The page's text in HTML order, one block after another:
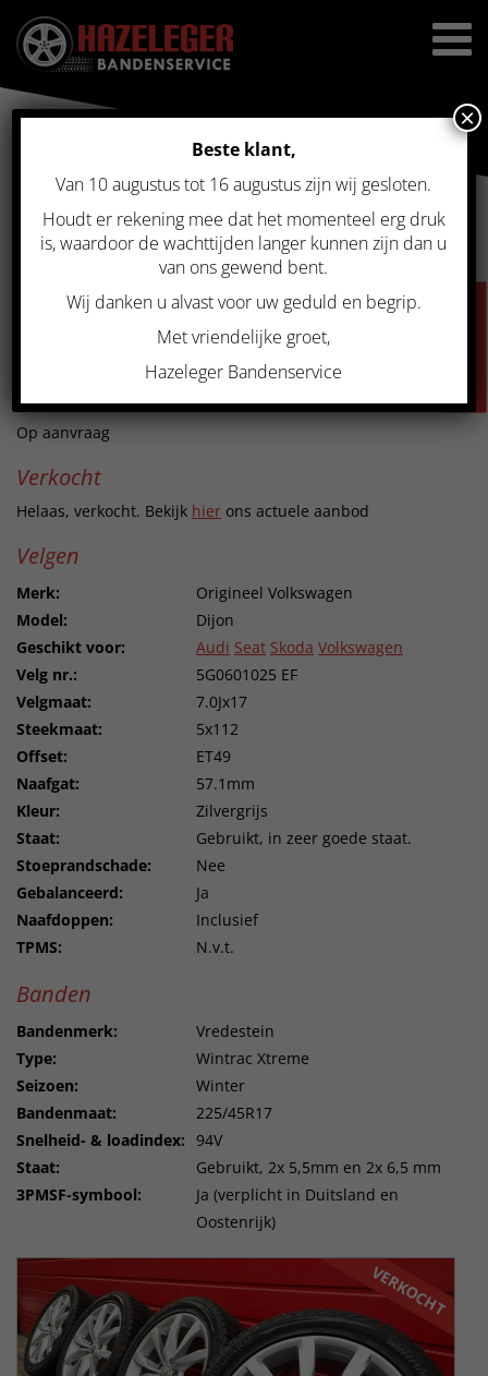
Home>Gebruikte velgen >Originele 17 inch Volkswagen Golf VII
ORIGINELE 17 INCH
VOLKSWAGEN GOLF VII
DIJON VELGENSET 5×112
Prijs
Op aanvraag
Verkocht
Helaas, verkocht. Bekijk hier ons actuele aanbod
Velgen
Merk:
Origineel Volkswagen
Model:
Dijon
Geschikt voor:
Audi Seat Skoda Volkswagen
Velg nr.:
5G0601025 EF
Velgmaat:
7.0Jx17
Steekmaat:
5x112
Offset:
ET49
Naafgat:
57.1mm
Kleur:
Zilvergrijs
Staat:
Gebruikt, in zeer goede staat.
Stoeprandschade:
Nee
Gebalanceerd:
Ja
Naafdoppen:
Inclusief
TPMS:
N.v.t.
Banden
Bandenmerk:
Vredestein
Type:
Wintrac Xtreme
Seizoen:
Winter
Bandenmaat:
225/45R17
Snelheid- & loadindex: 94V
Staat:
Gebruikt, 2x 5,5mm en 2x 6,5 mm
3PMSF-symbool:
Ja (verplicht in Duitsland en
Oostenrijk)
VERKOCHT
VERKOCHT
Beste klant,
Van 10 augustus tot 16 augustus zijn wij gesloten.
Houdt er rekening mee dat het momenteel erg druk
is, waardoor de wachttijden langer kunnen zijn dan u
van ons gewend bent.
Wij danken u alvast voor uw geduld en begrip.
Met vriendelijke groet,
Hazeleger Bandenservice
×